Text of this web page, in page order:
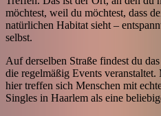
möchtest, weil du möchtest, dass
natürlichen Habitat sieht –
selbst.
Auf derselben Straße findest du das
die regelmäßig Events
hier treffen sich Menschen mit
Singles in Haarlem als eine